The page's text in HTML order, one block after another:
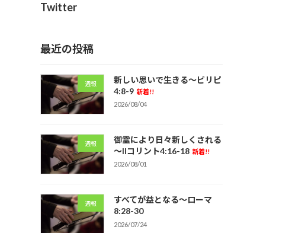
Twitter
最近の投稿
週報
新しい思いで生きる～ピリピ
4:8-9 新着!!
2026/08/04
週報
御霊により日々新しくされる
～IIコリント4:16-18 新着!!
2026/08/01
週報
すべてが益となる～ローマ
8:28-30
2026/07/24